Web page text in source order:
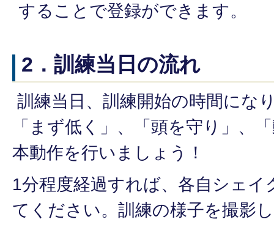
することで登録ができます。
2．訓練当日の流れ
訓練当日、訓練開始の時間にな
「まず低く」、「頭を守り」、
本動作を行いましょう！
1分程度経過すれば、各自シェ
てください。訓練の様子を撮影